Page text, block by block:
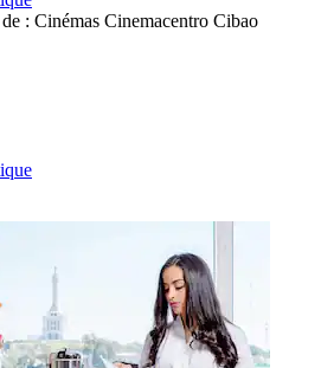
: Cinémas Cinemacentro Cibao